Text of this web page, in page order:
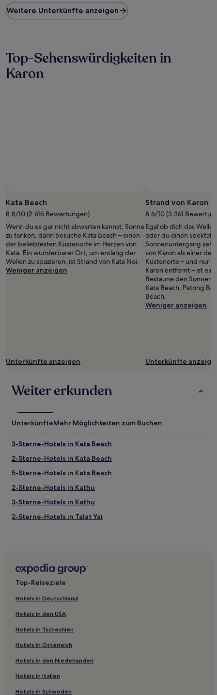
pro
Nacht,
letzten
24 Stunden
für
einen
Es
können
zusätzliche
Bedingungen
gelten.
Weitere Unterkünfte anzeigen
Top-Sehenswürdigkeiten in
Karon
Kata Beach
8.8/10 (2.616 Bewertungen)
Wenn du es gar nicht abwarten kannst, Sonne
zu tanken, dann besuche Kata Beach – einen
der beliebtesten Küstenorte im Herzen von
Kata. Ein wunderbarer Ort, um entlang der
Wellen zu spazieren, ist Strand von Kata Noi.
Weniger anzeigen
Unterkünfte anzeigen
Strand von Karon
8.6/10 (3.361
Egal ob dich das
oder du einen
Sonnenuntergang
von Karon als einer
Küstenorte – und nur
Karon entfernt – ist
Bestaune den
Kata Beach, Patong
Beach.
Weniger anzeigen
Unterkünfte
Weiter erkunden
UnterkünfteMehr Möglichkeiten zum Buchen
3-Sterne-Hotels in Kata Beach
2-Sterne-Hotels in Kata Beach
5-Sterne-Hotels in Kata Beach
2-Sterne-Hotels in Kathu
3-Sterne-Hotels in Kathu
2-Sterne-Hotels in Talat Yai
4-Sterne-Hotels in Banana Beach
2-Sterne-Hotels in Banana Beach
4-Sterne-Hotels in Rawai
5-Sterne-Hotels in Strand Laem Ka
3-Sterne-Hotels in Phuket
2-Sterne-Hotels in Phuket
4-Sterne-Hotels in Phuket
4-Sterne-Hotels in Strand von Kata Noi
5-Sterne-Hotels in Strand von Kata Noi
Top-Reiseziele
Hotels in Deutschland
Hotels in den USA
Hotels in Tschechien
Hotels in Österreich
Hotels in den Niederlanden
Hotels in Italien
Hotels in Schweden